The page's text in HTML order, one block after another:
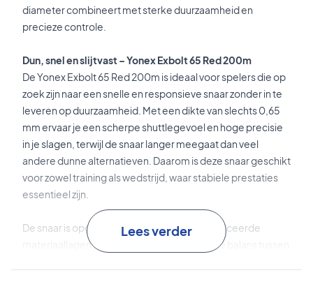
diameter combineert met sterke duurzaamheid en
precieze controle.
Dun, snel en slijtvast – Yonex Exbolt 65 Red 200m
De Yonex Exbolt 65 Red 200m is ideaal voor spelers die op
zoek zijn naar een snelle en responsieve snaar zonder in te
leveren op duurzaamheid. Met een dikte van slechts 0,65
mm ervaar je een scherpe shuttlegevoel en hoge precisie
in je slagen, terwijl de snaar langer meegaat dan veel
andere dunne alternatieven. Daarom is deze snaar geschikt
voor zowel training als wedstrijd, waar stabiele prestaties
essentieel zijn.
De snaar is opgebouwd uit meerdere geavanceerde
materiaallagen die zorgen voor een optimale balans tussen
Lees verder